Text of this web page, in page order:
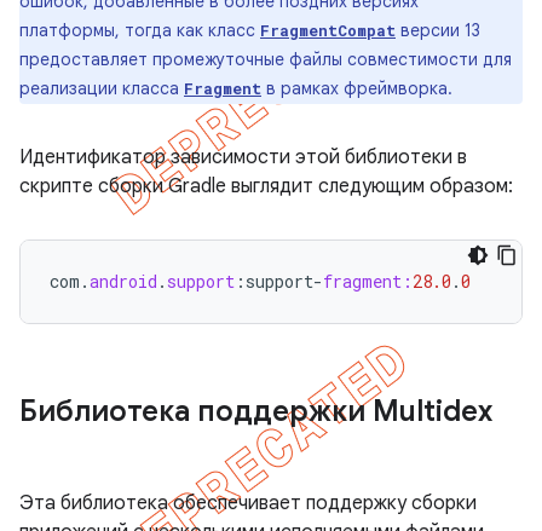
платформы, тогда как класс FragmentCompat версии 13
предоставляет промежуточные файлы совместимости для
реализации класса Fragment в рамках фреймворка.
Идентификатор зависимости этой библиотеки в
скрипте сборки Gradle выглядит следующим образом:
com .android . support : support-fragment: 28.0 .0
Библиотека поддержки Multidex
Эта библиотека обеспечивает поддержку сборки